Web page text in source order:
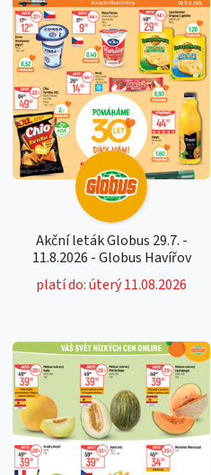
Akční leták Globus 29.7. -
11.8.2026 - Globus Havířov
platí do: úterý 11.08.2026